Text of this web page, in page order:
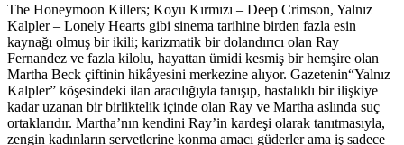
The Honeymoon Killers; Koyu Kırmızı – Deep Crimson, Yalnız
Kalpler – Lonely Hearts gibi sinema tarihine birden fazla esin
kaynağı olmuş bir ikili; karizmatik bir dolandırıcı olan Ray
Fernandez ve fazla kilolu, hayattan ümidi kesmiş bir hemşire olan
Martha Beck çiftinin hikâyesini merkezine alıyor. Gazetenin“Yalnız
Kalpler” köşesindeki ilan aracılığıyla tanışıp, hastalıklı bir ilişkiye
kadar uzanan bir birliktelik içinde olan Ray ve Martha aslında suç
ortaklarıdır. Martha’nın kendini Ray’in kardeşi olarak tanıtmasıyla,
zengin kadınların servetlerine konma amacı güderler ama iş sadece